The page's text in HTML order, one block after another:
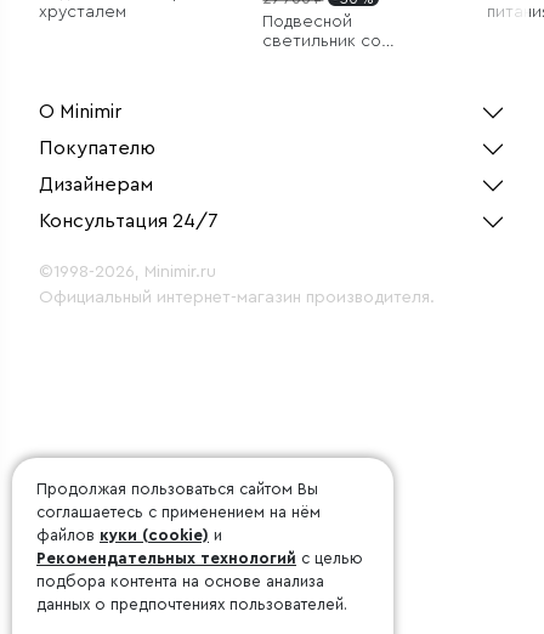
хрусталем
Подвесной
светильник со
О Minimir
Покупателю
Дизайнерам
Консультация 24/7
©1998-2026, Minimir.ru
Официальный интернет-магазин производителя.
Продолжая пользоваться сайтом Вы
соглашаетесь с применением на нём
файлов куки (cookie) и
Рекомендательных технологий с целью
подбора контента на основе анализа
данных о предпочтениях пользователей.